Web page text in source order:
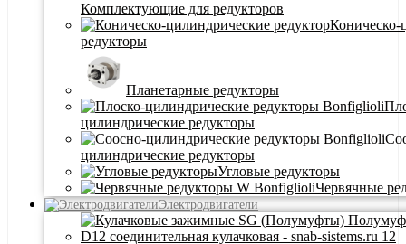
Комплектующие для редукторов
Коническо-
редукторы
Планетарные редукторы
цилиндрические редукторы
цилиндрические редукторы
Угловые редукторы
Червячные
Электродвигатели